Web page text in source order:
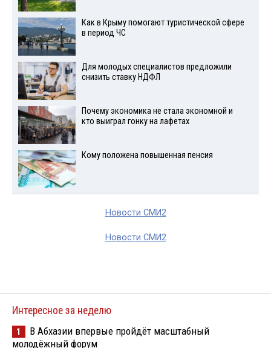
Как в Крыму помогают туристической сфере
в период ЧС
Для молодых специалистов предложили
снизить ставку НДФЛ
Почему экономика не стала экономной и
кто выиграл гонку на лафетах
Кому положена повышенная пенсия
Новости СМИ2
Новости СМИ2
Интересное за неделю
1
В Абхазии впервые пройдёт масштабный
молодёжный форум